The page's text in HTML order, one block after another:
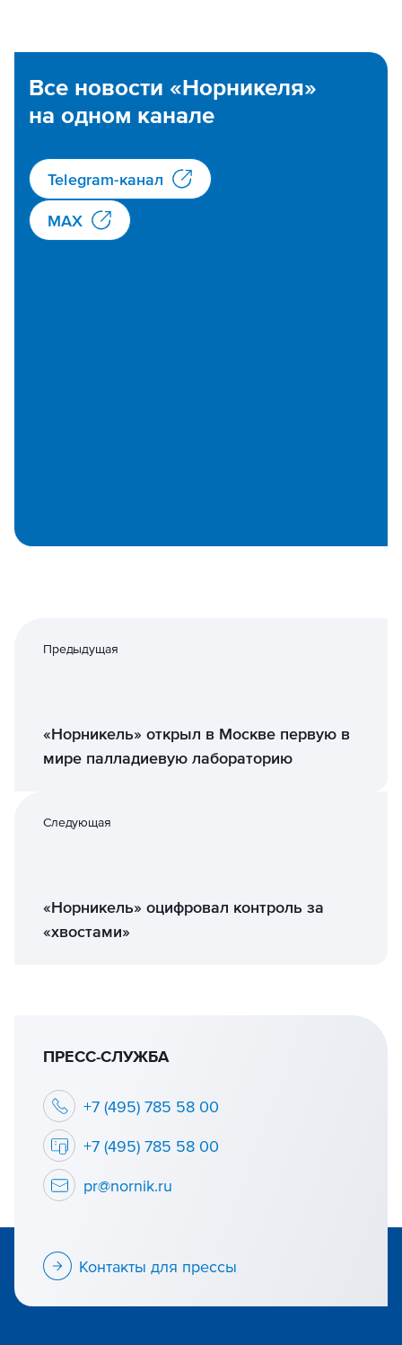
Все новости «Норникеля»
на одном канале
Telegram-канал
MAX
Предыдущая
«Норникель» открыл в Москве первую в
мире палладиевую лабораторию
Следующая
«Норникель» оцифровал контроль за
«хвостами»
ПРЕСС-СЛУЖБА
+7 (495) 785 58 00
+7 (495) 785 58 00
pr@nornik.ru
Контакты для прессы